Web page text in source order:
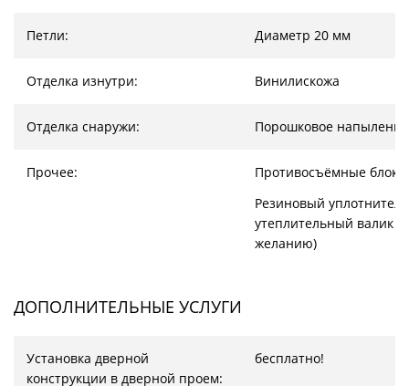
Петли: Диаметр 20 мм
Отделка изнутри: Винилискожа
Отделка снаружи: Порошковое напыление
Прочее:
Противосъёмные
Резиновый
утеплительный валик
желанию)
ДОПОЛНИТЕЛЬНЫЕ УСЛУГИ
Установка дверной
конструкции в дверной проем:
бесплатно!